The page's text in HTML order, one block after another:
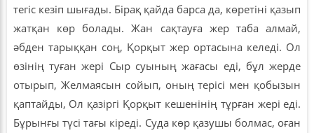
тегіс кезіп шығады. Бірақ қайда барса да, көретіні қазып
жатқан көр болады. Жан сақтауға жер таба алмай,
әбден тарыққан соң, Қорқыт жер ортасына келеді. Ол
өзінің туған жері Сыр суының жағасы еді, бұл жерде
отырып, Желмаясын сойып, оның терісі мен қобызын
қаптайды, Ол қазіргі Қорқыт кешенінің тұрған жері еді.
Бұрынғы түсі тағы кіреді. Суда көр қазушы болмас, оған